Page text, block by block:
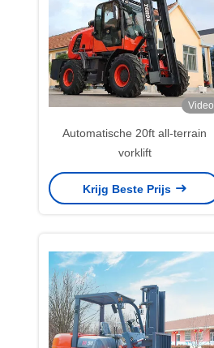
Video
Automatische 20ft all-terrain
vorklift
Krijg Beste Prijs